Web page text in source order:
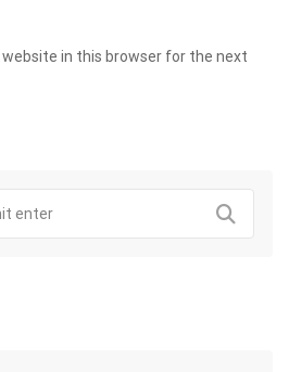
in this browser for the next